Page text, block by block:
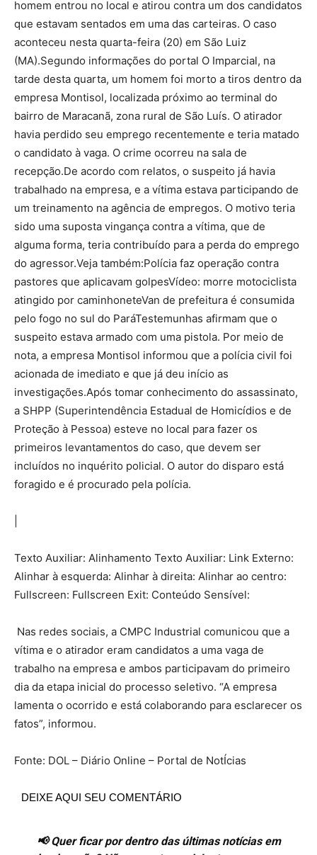
homem entrou no local e atirou contra um dos candidatos
que estavam sentados em uma das carteiras. O caso
aconteceu nesta quarta-feira (20) em São Luiz
(MA).Segundo informações do portal O Imparcial, na
tarde desta quarta, um homem foi morto a tiros dentro da
empresa Montisol, localizada próximo ao terminal do
bairro de Maracanã, zona rural de São Luís. O atirador
havia perdido seu emprego recentemente e teria matado
o candidato à vaga. O crime ocorreu na sala de
recepção.De acordo com relatos, o suspeito já havia
trabalhado na empresa, e a vítima estava participando de
um treinamento na agência de empregos. O motivo teria
sido uma suposta vingança contra a vítima, que de
alguma forma, teria contribuído para a perda do emprego
do agressor.Veja também:Polícia faz operação contra
pastores que aplicavam golpesVídeo: morre motociclista
atingido por caminhoneteVan de prefeitura é consumida
pelo fogo no sul do ParáTestemunhas afirmam que o
suspeito estava armado com uma pistola. Por meio de
nota, a empresa Montisol informou que a polícia civil foi
acionada de imediato e que já deu início as
investigações.Após tomar conhecimento do assassinato,
a SHPP (Superintendência Estadual de Homicídios e de
Proteção à Pessoa) esteve no local para fazer os
primeiros levantamentos do caso, que devem ser
incluídos no inquérito policial. O autor do disparo está
foragido e é procurado pela polícia.
Texto Auxiliar: Alinhamento Texto Auxiliar: Link Externo:
Alinhar à esquerda: Alinhar à direita: Alinhar ao centro:
Fullscreen: Fullscreen Exit: Conteúdo Sensível:
Nas redes sociais, a CMPC Industrial comunicou que a
vítima e o atirador eram candidatos a uma vaga de
trabalho na empresa e ambos participavam do primeiro
dia da etapa inicial do processo seletivo. “A empresa
lamenta o ocorrido e está colaborando para esclarecer os
fatos”, informou.
Fonte: DOL – Diário Online – Portal de NotÍcias
DEIXE AQUI SEU COMENTÁRIO
📢 Quer ficar por dentro das últimas notícias em